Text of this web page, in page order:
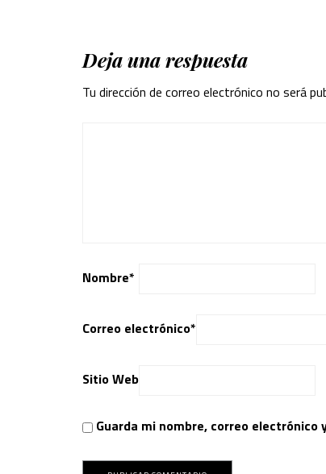
Deja una respuesta
Tu dirección de correo electrónico no será
Nombre*
Correo electrónico*
Sitio Web
Guarda mi nombre, correo